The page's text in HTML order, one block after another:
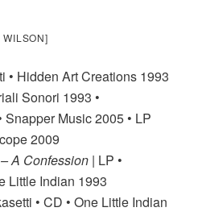
• Hidden Art Creations 1993
Sonori 1993 •
Music 2005 • LP
2009
A Confession | LP •
Little Indian 1993
• CD • One Little Indian